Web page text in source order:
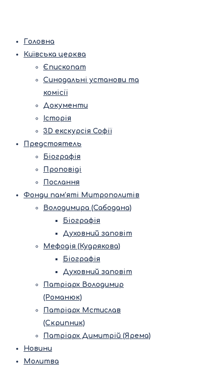
Головна
Київська церква
Єпископат
Синодальні установи та
комісії
Документи
Історія
3D екскурсія Софії
Предстоятель
Біографія
Проповіді
Послання
Фонди пам’яті Митрополитів
Володимира (Сабодана)
Біографія
Духовний заповіт
Мефодія (Кудрякова)
Біографія
Духовний заповіт
Патріарх Володимир
(Романюк)
Патріарх Мстислав
(Скрипник)
Патріарх Димитрій (Ярема)
Новини
Молитва